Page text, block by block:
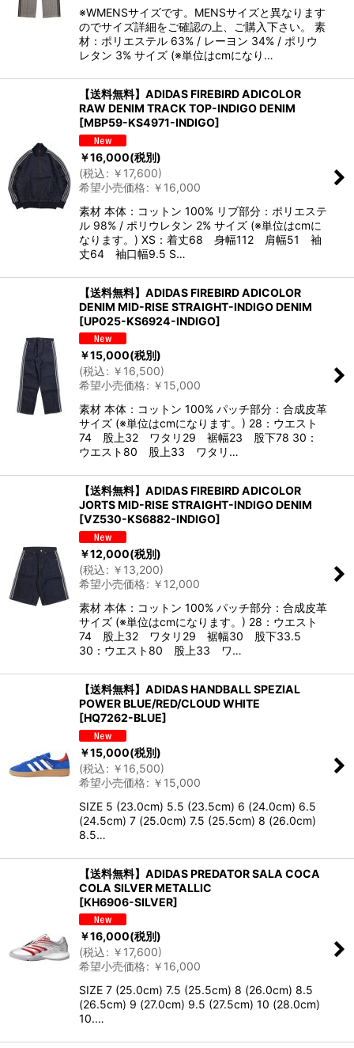
※WMENSサイズです。MENSサイズと異なります
のでサイズ詳細をご確認の上、ご購入下さい。 素
材：ポリエステル 63% / レーヨン 34% / ポリウ
レタン 3% サイズ (※単位はcmになり…
【送料無料】ADIDAS FIREBIRD ADICOLOR
RAW DENIM TRACK TOP-INDIGO DENIM
[MBP59-KS4971-INDIGO]
￥16,000(税別)
(税込: ￥ 17,600)
希望小売価格: ￥ 16,000
素材 本体：コットン 100% リブ部分：ポリエステ
ル 98% / ポリウレタン 2% サイズ (※単位はcmに
なります。) XS：着丈68 身幅112 肩幅51 袖
丈64 袖口幅9.5 S…
【送料無料】ADIDAS FIREBIRD ADICOLOR
DENIM MID-RISE STRAIGHT-INDIGO DENIM
[UP025-KS6924-INDIGO]
￥15,000(税別)
(税込: ￥ 16,500)
希望小売価格: ￥ 15,000
素材 本体：コットン 100% パッチ部分：合成皮革
サイズ (※単位はcmになります。) 28：ウエスト
74 股上32 ワタリ29 裾幅23 股下78 30：
ウエスト80 股上33 ワタリ…
【送料無料】ADIDAS FIREBIRD ADICOLOR
JORTS MID-RISE STRAIGHT-INDIGO DENIM
[VZ530-KS6882-INDIGO]
￥12,000(税別)
(税込: ￥ 13,200)
希望小売価格: ￥ 12,000
素材 本体：コットン 100% パッチ部分：合成皮革
サイズ (※単位はcmになります。) 28：ウエスト
74 股上32 ワタリ29 裾幅30 股下33.5
30：ウエスト80 股上33 ワ…
【送料無料】ADIDAS HANDBALL SPEZIAL
POWER BLUE/RED/CLOUD WHITE
[HQ7262-BLUE]
￥15,000(税別)
(税込: ￥ 16,500)
希望小売価格: ￥ 15,000
SIZE 5 (23.0cm) 5.5 (23.5cm) 6 (24.0cm) 6.5
(24.5cm) 7 (25.0cm) 7.5 (25.5cm) 8 (26.0cm)
8.5…
【送料無料】ADIDAS PREDATOR SALA COCA
COLA SILVER METALLIC
[KH6906-SILVER]
￥16,000(税別)
(税込: ￥ 17,600)
希望小売価格: ￥ 16,000
SIZE 7 (25.0cm) 7.5 (25.5cm) 8 (26.0cm) 8.5
(26.5cm) 9 (27.0cm) 9.5 (27.5cm) 10 (28.0cm)
10.…